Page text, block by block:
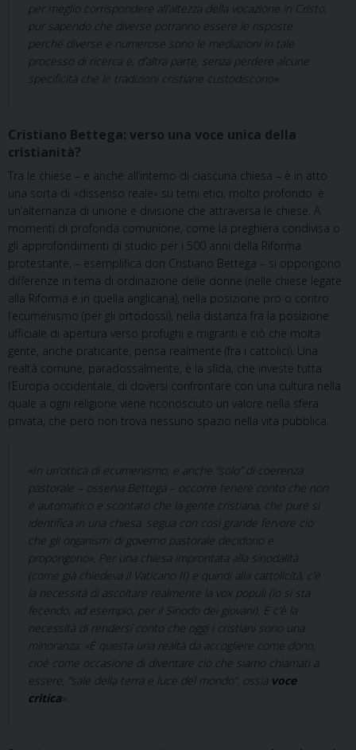
per meglio corrispondere all’altezza della vocazione in Cristo,
pur sapendo che diverse potranno essere le risposte
perché diverse e numerose sono le mediazioni in tale
processo di ricerca e, d’altra parte, senza perdere alcune
specificità che le tradizioni cristiane custodiscono».
Cristiano Bettega: verso una voce unica della
cristianità?
Tra le chiese – e anche all’interno di ciascuna chiesa – è in atto
una sorta di «dissenso reale» su temi etici, molto profondo: è
un’alternanza di unione e divisione che attraversa le chiese. A
momenti di profonda comunione, come la preghiera condivisa o
gli approfondimenti di studio per i 500 anni della Riforma
protestante, – esemplifica don Cristiano Bettega – si oppongono
differenze in tema di ordinazione delle donne (nelle chiese legate
alla Riforma e in quella anglicana), nella posizione pro o contro
l’ecumenismo (per gli ortodossi), nella distanza fra la posizione
ufficiale di apertura verso profughi e migranti e ciò che molta
gente, anche praticante, pensa realmente (fra i cattolici). Una
realtà comune, paradossalmente, è la sfida, che investe tutta
l’Europa occidentale, di doversi confrontare con una cultura nella
quale a ogni religione viene riconosciuto un valore nella sfera
privata, che però non trova nessuno spazio nella vita pubblica.
«In un’ottica di ecumenismo, e anche “solo” di coerenza
pastorale – osserva Bettega – occorre tenere conto che non
è automatico e scontato che la gente cristiana, che pure si
identifica in una chiesa, segua con così grande fervore ciò
che gli organismi di governo pastorale decidono e
propongono». Per una chiesa improntata alla sinodalità
(come già chiedeva il Vaticano II) e quindi alla cattolicità, c’è
la necessità di ascoltare realmente la vox populi (lo si sta
fecendo, ad esempio, per il Sinodo dei giovani). E c’è la
necessità di rendersi conto che oggi i cristiani sono una
minoranza: «È questa una realtà da accogliere come dono,
cioè come occasione di diventare ciò che siamo chiamati a
essere, “sale della terra e luce del mondo”, ossia voce
critica».